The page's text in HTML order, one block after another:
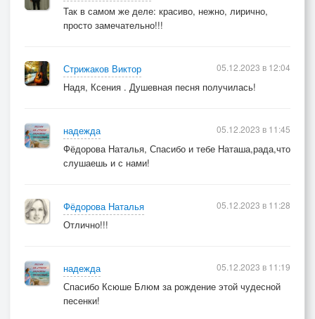
Так в самом же деле: красиво, нежно, лирично,
просто замечательно!!!
Стрижаков Виктор
Надя, Ксения . Душевная песня получилась!
05.12.2023 в 12:04
надежда
Фёдорова Наталья, Спасибо и тебе Наташа,рада,что
слушаешь и с нами!
05.12.2023 в 11:45
Фёдорова Наталья
Отлично!!!
05.12.2023 в 11:28
надежда
Спасибо Ксюше Блюм за рождение этой чудесной
песенки!
05.12.2023 в 11:19